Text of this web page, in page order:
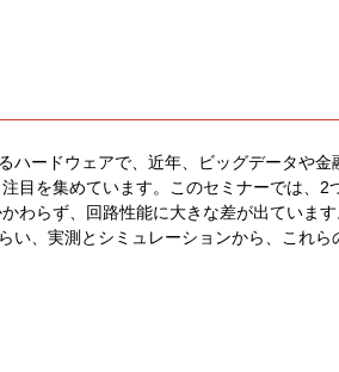
ハードウェアで、近年、ビッグデータや金
目を集めています。このセミナーでは、2
わらず、回路性能に大きな差が出ていま
い、実測とシミュレーションから、これら